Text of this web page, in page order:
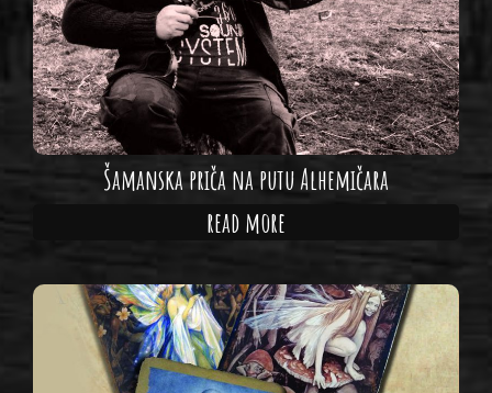
Šamanska priča na putu Alhemičara
read more